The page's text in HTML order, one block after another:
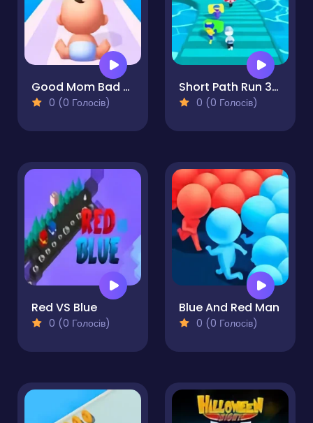
Good Mom Bad Mom
0 (0 Голосів)
Short Path Run 3d Fun
0 (0 Голосів)
Red VS Blue
0 (0 Голосів)
Blue And Red Man
0 (0 Голосів)